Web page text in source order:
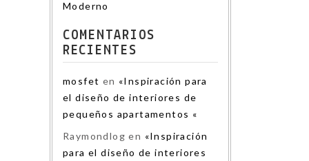
Moderno
COMENTARIOS
RECIENTES
mosfet en «Inspiración para
el diseño de interiores de
pequeños apartamentos «
Raymondlog en «Inspiración
para el diseño de interiores